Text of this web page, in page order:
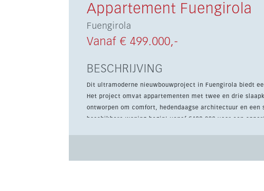
Appartement Fuengirola
Fuengirola
Vanaf € 499.000,-
BESCHRIJVING
Dit ultramoderne nieuwbouwproject in Fuengirola biedt
Het project omvat appartementen met twee en drie
ontworpen om comfort, hedendaagse architectuur en een
beschikbare woning begint vanaf €499.000 voor een